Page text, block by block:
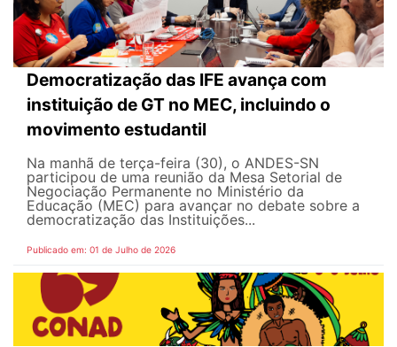
Democratização das IFE avança com
instituição de GT no MEC, incluindo o
movimento estudantil
Na manhã de terça-feira (30), o ANDES-SN
participou de uma reunião da Mesa Setorial de
Negociação Permanente no Ministério da
Educação (MEC) para avançar no debate sobre a
democratização das Instituições...
Publicado em: 01 de Julho de 2026